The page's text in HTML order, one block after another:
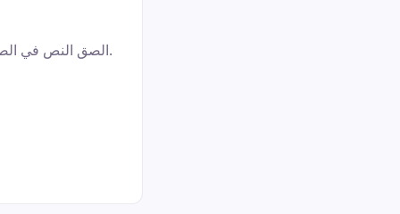
الصق النص في الصفحة الرئيسية لتحليل احتمالية كونه مولدًا بالذكاء الاصطناعي وفق الأسلوب والبنية والاتساق.